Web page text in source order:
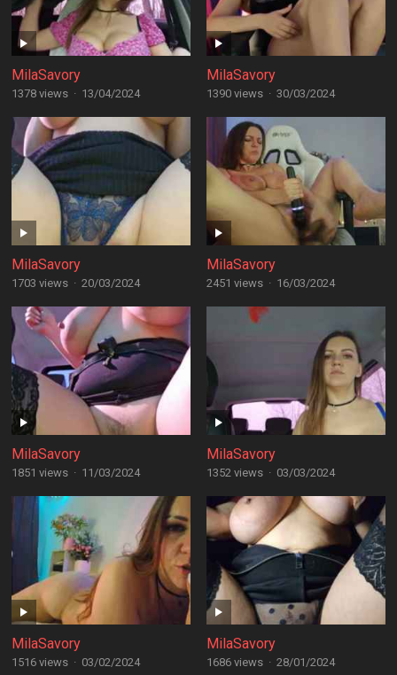
MilaSavory
1378 views · 13/04/2024
MilaSavory
1390 views · 30/03/2024
MilaSavory
1703 views · 20/03/2024
MilaSavory
2451 views · 16/03/2024
MilaSavory
1851 views · 11/03/2024
MilaSavory
1352 views · 03/03/2024
MilaSavory
1516 views · 03/02/2024
MilaSavory
1686 views · 28/01/2024